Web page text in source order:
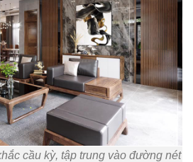
cầu kỳ, tập trung vào đường nét